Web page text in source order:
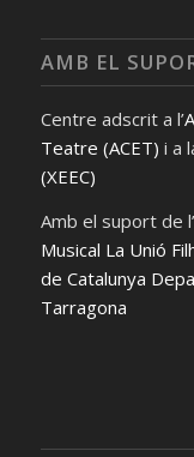
AMB EL
Centre adscrit a l’
Teatre (ACET) i a
(XEEC)
Amb el suport de l’
Musical La Unió
de Catalunya
Tarragona